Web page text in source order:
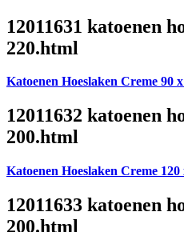
12011631 katoenen
220.html
Katoenen Hoeslaken Creme 90
12011632 katoenen
200.html
Katoenen Hoeslaken Creme 120
12011633 katoenen
200.html